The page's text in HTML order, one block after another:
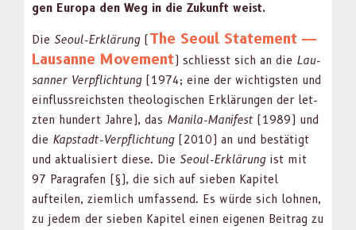
gen Europa den Weg in die Zukun­ft weist.
Die Seoul-Erk­lärung(The Seoul State­ment —
Lau­sanne Move­ment) schliesst sich an die Lau­
san­ner Verpflich­tung(1974; eine der wichtig­sten und
ein­flussre­ich­sten the­ol­o­gis­chen Erk­lärun­gen der let­
zten hun­dert Jahre), das Mani­la-Man­i­fest(1989) und
die Kap­stadt-Verpflich­tung(2010) an und bestätigt
und aktu­al­isiert diese. Die Seoul-Erk­lärungist mit
97 Para­grafen (§), die sich auf sieben Kapi­tel
aufteilen, ziem­lich umfassend. Es würde sich lohnen,
zu jedem der sieben Kapi­tel einen eige­nen Beitrag zu